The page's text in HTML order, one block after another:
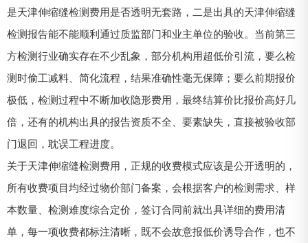
是天津伸缩缝检测费用是否透明无套路，二是出具的天津伸缩缝
检测报告能不能顺利通过质监部门和业主单位的验收。当前第三
方检测行业确实存在不少乱象，部分机构用超低价引流，要么检
测时偷工减料、简化流程，结果准确性毫无保障；要么前期报价
极低，检测过程中不断加收隐形费用，最终结算价比报价高好几
倍，还有的机构出具的报告资质不全、要素缺失，直接被验收部
门退回，耽误工程进度。
关于天津伸缩缝检测费用，正规的收费模式应该是公开透明的，
所有收费项目均经过物价部门备案，会根据客户的检测需求、样
本数量、检测难度综合定价，签订合同前就出具详细的费用清
单，每一项收费都标注清晰，既不会故意报低价诱导合作，也不